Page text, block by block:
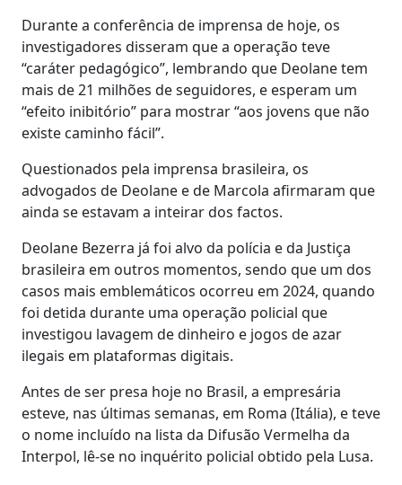
Durante a conferência de imprensa de hoje, os
investigadores disseram que a operação teve
“caráter pedagógico”, lembrando que Deolane tem
mais de 21 milhões de seguidores, e esperam um
“efeito inibitório” para mostrar “aos jovens que não
existe caminho fácil”.
Questionados pela imprensa brasileira, os
advogados de Deolane e de Marcola afirmaram que
ainda se estavam a inteirar dos factos.
Deolane Bezerra já foi alvo da polícia e da Justiça
brasileira em outros momentos, sendo que um dos
casos mais emblemáticos ocorreu em 2024, quando
foi detida durante uma operação policial que
investigou lavagem de dinheiro e jogos de azar
ilegais em plataformas digitais.
Antes de ser presa hoje no Brasil, a empresária
esteve, nas últimas semanas, em Roma (Itália), e teve
o nome incluído na lista da Difusão Vermelha da
Interpol, lê-se no inquérito policial obtido pela Lusa.